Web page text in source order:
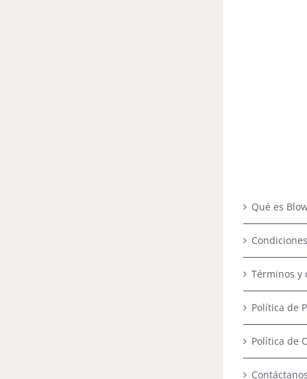
Qué es
Términos y
Política de
Política de
Contáctanos